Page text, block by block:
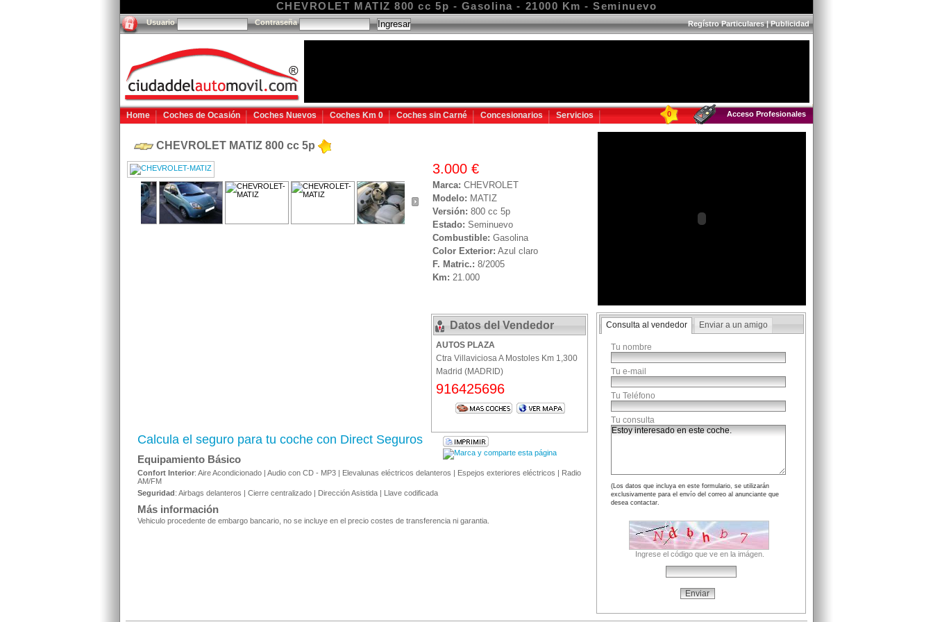
CHEVROLET MATIZ 800 cc 5p - Gasolina - 21000 Km - Seminuevo
Usuario Contraseña Regístro Particulares|Publicidad
Home Coches de Ocasión Coches Nuevos Coches Km 0 Coches sin Carné Concesionarios Servicios 0 Acceso Profesionales
CHEVROLET MATIZ 800 cc 5p
3.000 €
Marca: CHEVROLET
Modelo: MATIZ
Versión: 800 cc 5p
Estado: Seminuevo
Combustible: Gasolina
Color Exterior: Azul claro
F. Matric.: 8/2005
Km: 21.000
Datos del Vendedor
AUTOS PLAZA
Ctra Villaviciosa A Mostoles Km 1,300
Madrid (MADRID)
916425696
Consulta al vendedor Enviar a un amigo
Tu nombre
Tu e-mail
Tu Teléfono
Tu consulta
(Los datos que incluya en este formulario, se utilizarán
exclusivamente para el envío del correo al anunciante que
desea contactar.
Ingrese el código que ve en la imágen.
Calcula el seguro para tu coche con Direct Seguros
Equipamiento Básico
Confort Interior: Aire Acondicionado | Audio con CD - MP3 | Elevalunas eléctricos delanteros | Espejos exteriores eléctricos | Radio
AM/FM
Seguridad: Airbags delanteros | Cierre centralizado | Dirección Asistida | Llave codificada
Más información
Vehiculo procedente de embargo bancario, no se incluye en el precio costes de transferencia ni garantia.